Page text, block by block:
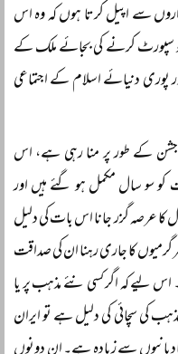
سے اپیل کرتا ہوں کہ وہ اس
سپورٹ کرنے کی بجائے ملک کے
دنیائے اسلام کے اجتماعی
صد سالہ جشن کے طور پر منا رہی ہے، اس
کو سو سال مکمل ہو گئے ہیں اور
کا عرصہ گزر جانا اس بات کی دلیل
کا جاری رہنا ان کی صداقت
اس لیے کہ اگر کسی نئے مذہب پر یا
کی سچائی کی دلیل ہے تو ایران